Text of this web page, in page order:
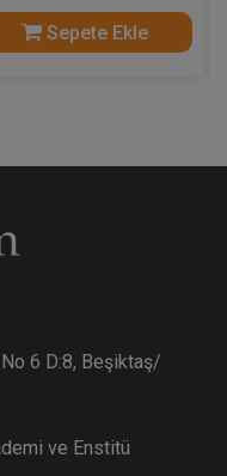
Sepete Ekle
No 6 D:8, Beşiktaş/
ve Enstitü